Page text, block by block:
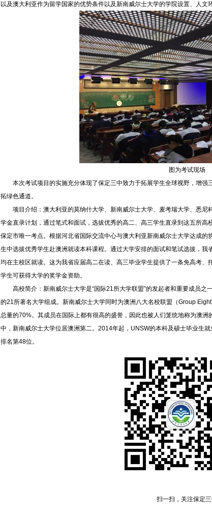
以及澳大利亚作为留学国家的优势条件以及新南威尔士大学的学院设置、人文
图为考试现场
本次考试项目的实施充分体现了保定三中致力于拓展学生全球视野，增
拓绿色通道。
项目介绍：澳大利亚的莫纳什大学、新南威尔士大学、麦考瑞大学、悉
学金直录计划，通过笔式和面试，选拔优秀的高二、高三学生直录到这五所
保定市唯一考点。根据河北省国际交流中心与澳大利亚新南威尔士大学达成
生中选拔优秀学生赴澳洲就读本科课程。通过大学安排的面试和笔试选拔，
均在主校区就读。这为我省应届高二在读、高三毕业学生提供了一条免高考
学生可获得大学的奖学金资助。
高校简介：新南威尔士大学是“国际21所大学联盟”的发起者和重要成员
的21所著名大学组成。新南威尔士大学同时为澳洲八大名校联盟（Group
总量的70%。其成员在国际上都有很高的盛誉，因此也被人们笼统地称为澳
中，新南威尔士大学位居澳洲第二。2014年起，UNSW的本科及硕士毕业生
排名第48位。
扫一扫，关注保定